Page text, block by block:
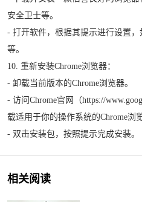
安全卫士等。
- 打开软件，根据其提示进行设置
等。
10. 重新安装Chrome浏览器：
- 卸载当前版本的Chrome浏览器。
- 访问Chrome官网（https://
载适用于你的操作系统的Chrome浏
- 双击安装包，按照提示完成安装。
相关阅读